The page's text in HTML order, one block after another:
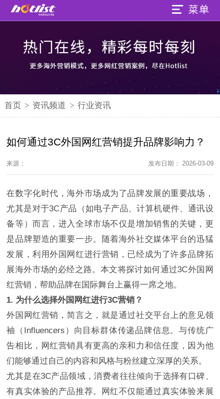
首页 > 资讯频道 > 行业资讯
如何通过3C外国网红营销提升品牌影响力？
来源： 发布日期： 2026-03-09
在数字化时代，海外市场成为了品牌发展的重要战场，
尤其是对于3C产品（如电子产品、计算机硬件、通讯设
备等）而言，进入全球市场不仅是增加销售的关键，更
是品牌塑造的重要一步。随着海外社交媒体平台的迅猛
发展，利用外国网红进行营销，已经成为了许多品牌拓
展海外市场的必经之路。本文将探讨如何通过3C外国网
红营销，帮助品牌在国际舞台上赢得一席之地。
1. 为什么选择外国网红进行3C营销？
外国网红营销，简言之，就是通过社交平台上的意见领
袖（Influencers）向目标群体传递品牌信息。与传统广
告相比，网红营销具有更高的亲和力和信任度，因为他
们能够通过自己的内容和风格与粉丝建立深厚的关系。
尤其是在3C产品领域，消费者往往倾向于选择有口碑、
有真实体验的产品推荐。网红不仅能通过真实体验来展